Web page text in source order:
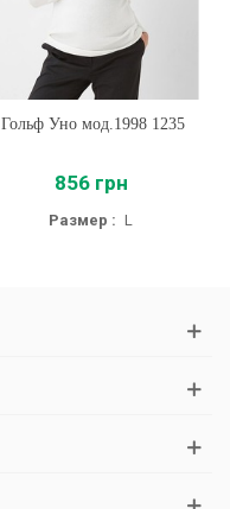
Гольф Уно мод.1998 1235
856 грн
Размер : L